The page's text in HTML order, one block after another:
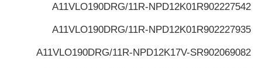
R902227542
A11VLO190DRG/11R-NPD12K01
R902227935
A11VLO190DRG/11R-NPD12K01
R902069082
A11VLO190DRG/11R-NPD12K17V-S